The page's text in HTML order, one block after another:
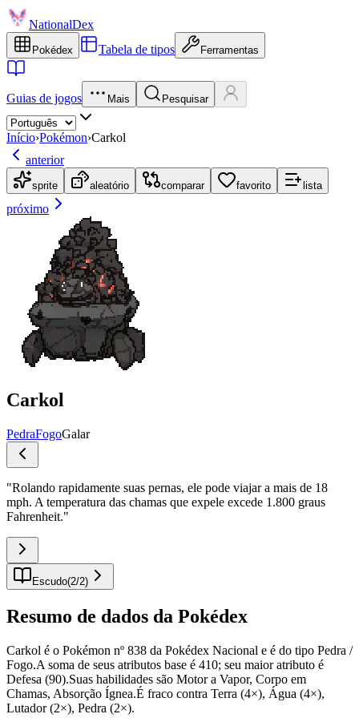
NationalDex
Pokédex Tabela de tipos Ferramentas
Guias de jogos Mais Pesquisar
Início›Pokémon›Carkol
anterior
sprite aleatório comparar favorito lista
próximo
Carkol
PedraFogoGalar
"Rolando rapidamente suas pernas, ele pode viajar a mais de 18
mph. A temperatura das chamas que expele excede 1.800 graus
Fahrenheit."
Escudo(2/2)
Resumo de dados da Pokédex
Carkol é o Pokémon nº 838 da Pokédex Nacional e é do tipo Pedra /
Fogo.A soma de seus atributos base é 410; seu maior atributo é
Defesa (90).Suas habilidades são Motor a Vapor, Corpo em
Chamas, Absorção Ígnea.É fraco contra Terra (4×), Água (4×),
Lutador (2×), Pedra (2×).